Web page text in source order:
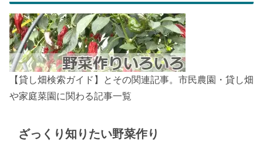
【貸し畑検索ガイド】とその関連記事。市民農園・貸し畑
や家庭菜園に関わる記事一覧
ざっくり知りたい野菜作り